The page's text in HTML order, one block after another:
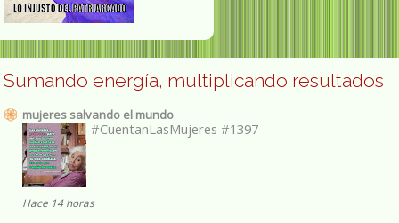
Sumando energía, multiplicando resultados
mujeres salvando el mundo
#CuentanLasMujeres #1397
Hace 14 horas